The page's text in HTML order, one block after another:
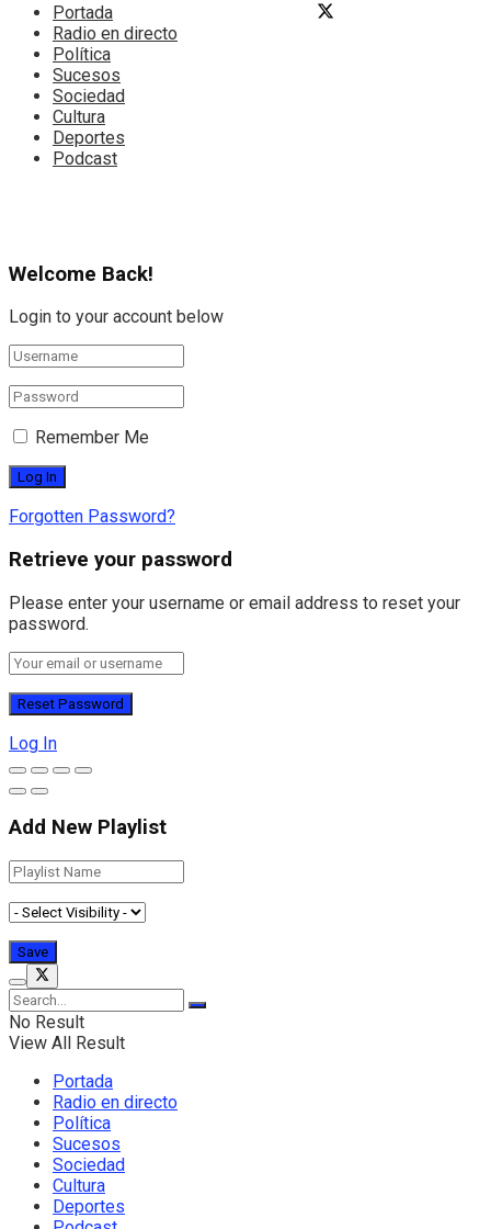
Portada
Radio en directo
Política
Sucesos
Sociedad
Cultura
Deportes
Podcast
Welcome Back!
Login to your account below
Remember Me
Forgotten Password?
Retrieve your password
Please enter your username or email address to reset your
password.
Log In
Add New Playlist
No Result
View All Result
Portada
Radio en directo
Política
Sucesos
Sociedad
Cultura
Deportes